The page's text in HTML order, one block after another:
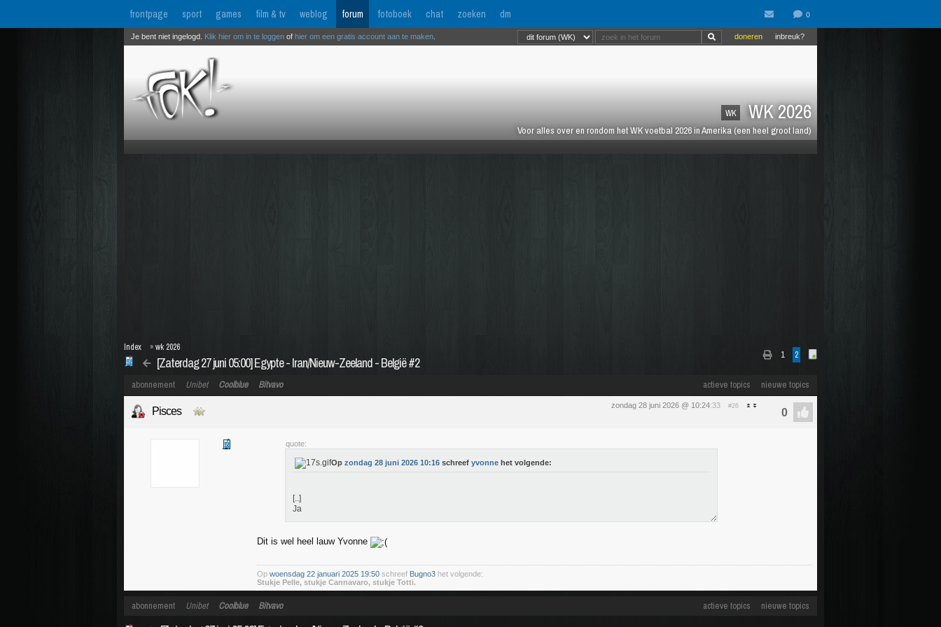
frontpage sport games film & tv weblog forum fotoboek chat zoeken dm
WK WK 2026
Voor alles over en rondom het WK voetbal 2026 in Amerika (een heel groot land)
inbreuk?
doneren
Je bent niet ingelogd. Klik hier om in te loggen of hier om een gratis account aan te maken
1 2
[Zaterdag 27 juni 05:00] Egypte - Iran/Nieuw-Zeeland - België #2
Index »wk 2026
actieve topics nieuwe topics
abonnement Unibet Coolblue Bitvavo
zondag 28 juni 2026 @ 10:24:33 #26
Pisces
quote:
Op zondag 28 juni 2026 10:16 schreef yvonne het volgende:
[..]
Ja
Dit is wel heel lauw Yvonne
Op woensdag 22 januari 2025 19:50 schreef Bugno3 het volgende:
Stukje Pelle, stukje Cannavaro, stukje Totti.
actieve topics nieuwe topics
abonnement Unibet Coolblue Bitvavo